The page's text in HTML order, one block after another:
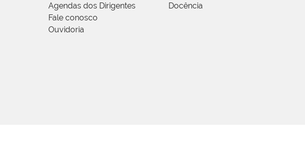
Agendas dos Dirigentes
Fale conosco
Ouvidoria
Docência